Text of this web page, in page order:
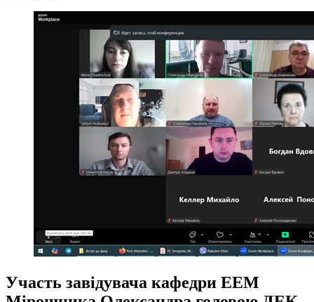
Участь завідувача кафедри ЕЕМ